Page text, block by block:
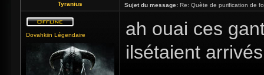
Tyranius Sujet du message: Re: Quète de purification de
Dovahkiin Légendaire
ah ouai ces
ilsétaient